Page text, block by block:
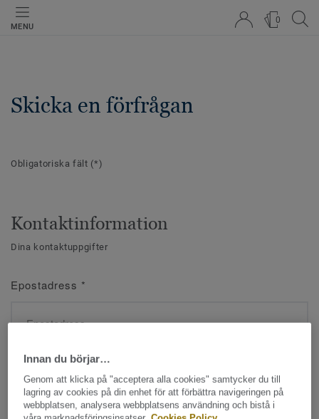
MENU
0
Skicka en förfrågan
Obligatoriska fält (*)
Kontaktinformation
Dina kontaktuppgifter
Epostadress *
Namn*
Innan du börjar…
Genom att klicka på "acceptera alla cookies" samtycker du till
lagring av cookies på din enhet för att förbättra navigeringen på
webbplatsen, analysera webbplatsens användning och bistå i